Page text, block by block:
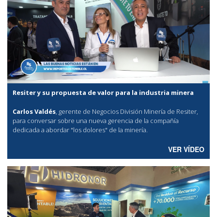
Resiter y su propuesta de valor para la industria minera
Carlos Valdés, gerente de Negocios División Minería de Resiter,
para conversar sobre una nueva gerencia de la compañía
dedicada a abordar "los dolores" de la minería.
VER VÍDEO